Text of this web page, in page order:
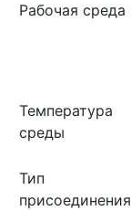
Рабочая среда
Температура
среды
Тип
присоединения